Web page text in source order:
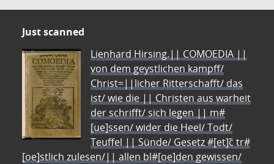
Just scanned
Lienhard Hirsing.|| COMOEDIA ||
von dem geystlichen kampff/
Christ=||licher Ritterschafft/ das
ist/ wie die || Christen aus warheit
der schrifft/ sich legen || m#
[ue]ssen/ wider die Heel/ Todt/
Teuffel || Sünde/ Gesetz #[et]c̃ tr#
[oe]stlich zulesen/|| allen bl#[oe]den gewissen/